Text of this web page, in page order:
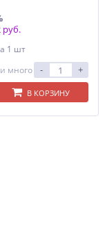
1 шт
много
- +
В КОРЗИНУ